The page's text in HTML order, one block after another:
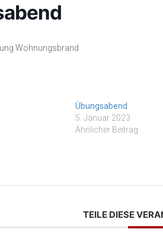
Wohnungsbrand
Übungsabend
5. Januar 2023
Ähnlicher Beitrag
TEILE DIESE